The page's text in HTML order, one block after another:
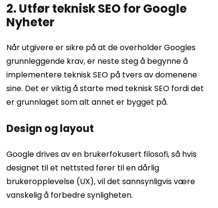
2. Utfør teknisk SEO for Google
Nyheter
Når utgivere er sikre på at de overholder Googles
grunnleggende krav, er neste steg å begynne å
implementere teknisk SEO på tvers av domenene
sine. Det er viktig å starte med teknisk SEO fordi det
er grunnlaget som alt annet er bygget på.
Design og layout
Google drives av en brukerfokusert filosofi, så hvis
designet til et nettsted fører til en dårlig
brukeropplevelse (UX), vil det sannsynligvis være
vanskelig å forbedre synligheten.